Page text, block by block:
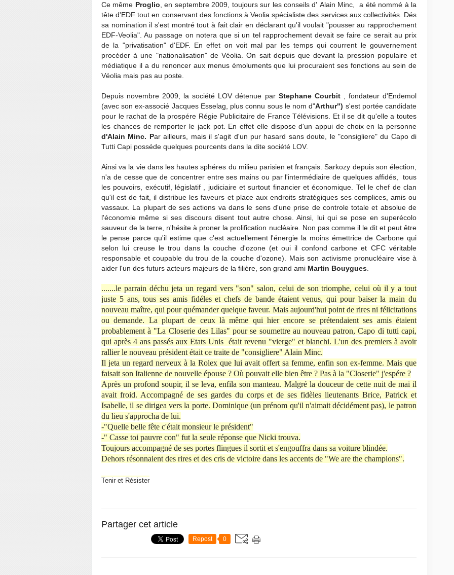
Ce même Proglio , en septembre 2009, toujours sur les conseils d' Alain Minc, a été nommé à la
tête d'EDF tout en conservant des fonctions à Veolia spécialiste des services aux collectivités. Dés
sa nomination il s'est montré tout à fait clair en déclarant qu'il voulait "pousser au rapprochement
EDF-Veolia". Au passage on notera que si un tel rapprochement devait se faire ce serait au prix
de la "privatisation" d'EDF. En effet on voit mal par les temps qui courrent le gouvernement
procéder à une "nationalisation" de Véolia. On sait depuis que devant la pression populaire et
médiatique il a du renoncer aux menus émoluments que lui procuraient ses fonctions au sein de
Véolia mais pas au poste.
Depuis novembre 2009, la société LOV détenue par Stephane Courbit, fondateur d'Endemol
(avec son ex-associé Jacques Esselag, plus connu sous le nom d"Arthur") s'est portée candidate
pour le rachat de la prospére Régie Publicitaire de France Télévisions. Et il se dit qu'elle a toutes
les chances de remporter le jack pot. En effet elle dispose d'un appui de choix en la personne
d'Alain Minc. Par ailleurs, mais il s'agit d'un pur hasard sans doute, le "consigliere" du Capo di
Tutti Capi posséde quelques pourcents dans la dite société LOV.
Ainsi va la vie dans les hautes sphéres du milieu parisien et français. Sarkozy depuis son élection,
n'a de cesse que de concentrer entre ses mains ou par l'intermédiaire de quelques affidés, tous
les pouvoirs, exécutif, législatif , judiciaire et surtout financier et économique. Tel le chef de clan
qu'il est de fait, il distribue les faveurs et place aux endroits stratégiques ses complices, amis ou
vassaux. La plupart de ses actions va dans le sens d'une prise de controle totale et absolue de
l'économie même si ses discours disent tout autre chose. Ainsi, lui qui se pose en superécolo
sauveur de la terre, n'hésite à proner la prolification nucléaire. Non pas comme il le dit et peut être
le pense parce qu'il estime que c'est actuellement l'énergie la moins émettrice de Carbone qui
selon lui creuse le trou dans la couche d'ozone (et oui il confond carbone et CFC véritable
responsable et coupable du trou de la couche d'ozone). Mais son activisme pronucléaire vise à
aider l'un des futurs acteurs majeurs de la filière, son grand ami Martin Bouygues
.......le parrain déchu jeta un regard vers "son" salon, celui de son triomphe, celui où il y a tout
juste 5 ans, tous ses amis fidéles et chefs de bande étaient venus, qui pour baiser la main du
nouveau maître, qui pour quémander quelque faveur. Mais aujourd'hui point de rires ni félicitations
ou demande. La plupart de ceux là même qui hier encore se prétendaient ses amis étaient
probablement à "La Closerie des Lilas" pour se soumettre au nouveau patron, Capo di tutti capi,
qui après 4 ans passés aux Etats Unis était revenu "vierge" et blanchi. L'un des premiers à avoir
rallier le nouveau président était ce traite de "consigliere" Alain Minc.
Il jeta un regard nerveux à la Rolex que lui avait offert sa femme, enfin son ex-femme. Mais que
faisait son Italienne de nouvelle épouse ? Où pouvait elle bien être ? Pas à la "Closerie" j'espére ?
Après un profond soupir, il se leva, enfila son manteau. Malgré la douceur de cette nuit de mai il
avait froid. Accompagné de ses gardes du corps et de ses fidèles lieutenants Brice, Patrick et
Isabelle, il se dirigea vers la porte. Dominique (un prénom qu'il n'aimait décidément pas), le patron
du lieu s'approcha de lui.
-"Quelle belle fête c'était monsieur le président"
-" Casse toi pauvre con" fut la seule réponse que Nicki trouva.
Toujours accompagné de ses portes flingues il sortit et s'engouffra dans sa voiture blindée.
Dehors résonnaient des rires et des cris de victoire dans les accents de "We are the champions".
Tenir et Résister
Partager cet article
Repost 0